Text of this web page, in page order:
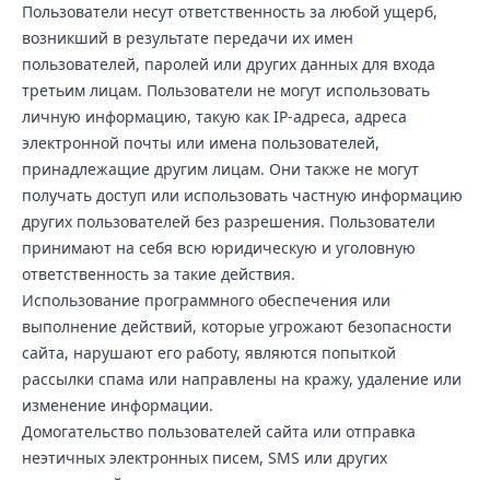
Пользователи несут ответственность за любой ущерб,
возникший в результате передачи их имен
пользователей, паролей или других данных для входа
третьим лицам. Пользователи не могут использовать
личную информацию, такую как IP-адреса, адреса
электронной почты или имена пользователей,
принадлежащие другим лицам. Они также не могут
получать доступ или использовать частную информацию
других пользователей без разрешения. Пользователи
принимают на себя всю юридическую и уголовную
ответственность за такие действия.
Использование программного обеспечения или
выполнение действий, которые угрожают безопасности
сайта, нарушают его работу, являются попыткой
рассылки спама или направлены на кражу, удаление или
изменение информации.
Домогательство пользователей сайта или отправка
неэтичных электронных писем, SMS или других